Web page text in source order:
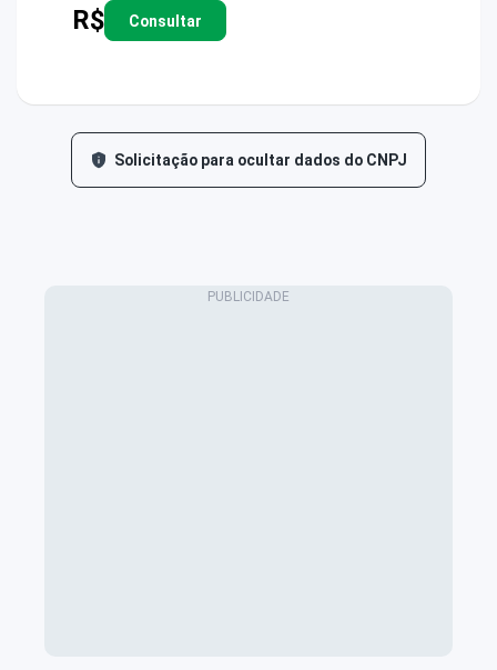
R$ Consultar
Solicitação para ocultar dados do CNPJ